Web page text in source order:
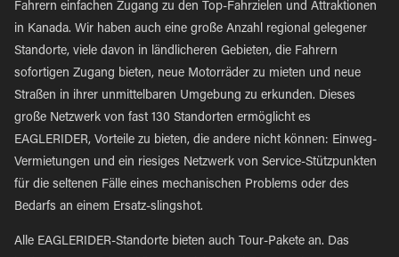
Fahrern einfachen Zugang zu den Top-Fahrzielen und Attraktionen
in Kanada. Wir haben auch eine große Anzahl regional gelegener
Standorte, viele davon in ländlicheren Gebieten, die Fahrern
sofortigen Zugang bieten, neue Motorräder zu mieten und neue
Straßen in ihrer unmittelbaren Umgebung zu erkunden. Dieses
große Netzwerk von fast 130 Standorten ermöglicht es
EAGLERIDER, Vorteile zu bieten, die andere nicht können: Einweg-
Vermietungen und ein riesiges Netzwerk von Service-Stützpunkten
für die seltenen Fälle eines mechanischen Problems oder des
Bedarfs an einem Ersatz-slingshot.
Alle EAGLERIDER-Standorte bieten auch Tour-Pakete an. Das